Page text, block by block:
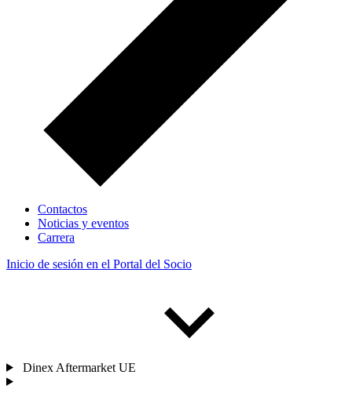
Contactos
Noticias y eventos
Carrera
Inicio de sesión en el Portal del Socio
Dinex Aftermarket UE